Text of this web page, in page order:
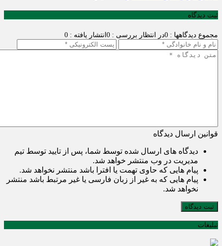
ثبت دیدگاه
مجموع دیدگاهها : 0 در انتظار بررسی : 0 انتشار یافته : 0
قوانین ارسال دیدگاه
دیدگاه های ارسال شده توسط شما، پس از تایید توسط تیم
مدیریت در وب منتشر خواهد شد.
پیام هایی که حاوی تهمت یا افترا باشد منتشر نخواهد شد.
پیام هایی که به غیر از زبان فارسی یا غیر مرتبط باشد منتشر
نخواهد شد.
ثبت دیدگاه
تبلیغات